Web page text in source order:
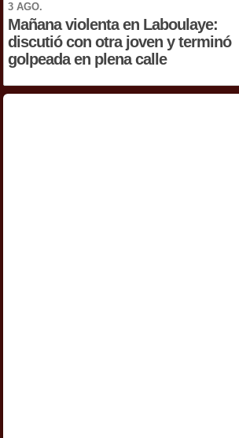
3 AGO.
Mañana violenta en Laboulaye:
discutió con otra joven y terminó
golpeada en plena calle